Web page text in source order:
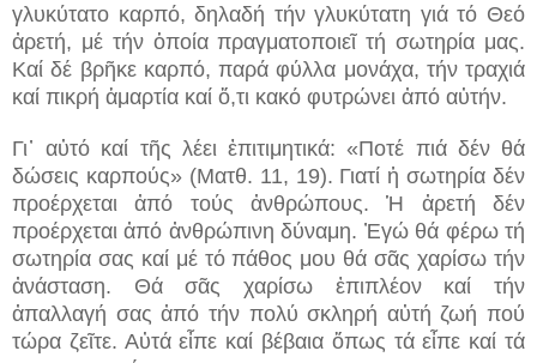
γλυκύτατο καρπό, δηλαδή τήν γλυκύτατη γιά τό Θεό
ἀρετή, μέ τήν ὁποία πραγματοποιεῖ τή σωτηρία μας.
Καί δέ βρῆκε καρπό, παρά φύλλα μονάχα, τήν τραχιά
καί πικρή ἁμαρτία καί ὅ,τι κακό φυτρώνει ἀπό αὐτήν.
Γι᾽ αὐτό καί τῆς λέει ἐπιτιμητικά: «Ποτέ πιά δέν θά
δώσεις καρπούς» (Ματθ. 11, 19). Γιατί ἡ σωτηρία δέν
προέρχεται ἀπό τούς ἀνθρώπους. Ἡ ἀρετή δέν
προέρχεται ἀπό ἀνθρώπινη δύναμη. Ἐγώ θά φέρω τή
σωτηρία σας καί μέ τό πάθος μου θά σᾶς χαρίσω τήν
ἀνάσταση. Θά σᾶς χαρίσω ἐπιπλέον καί τήν
ἀπαλλαγή σας ἀπό τήν πολύ σκληρή αὐτή ζωή πού
τώρα ζεῖτε. Αὐτά εἶπε καί βέβαια ὅπως τά εἶπε καί τά